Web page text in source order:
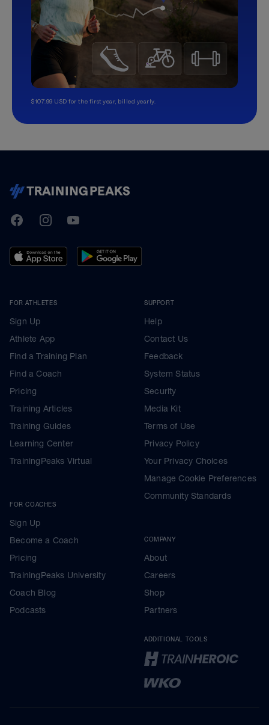
$107.99 USD for the first year, billed yearly.
TrainingPeaks
FacebookInstagramYoutube
FOR ATHLETES
Sign Up
Athlete App
Find a Training Plan
Find a Coach
Pricing
Training Articles
Training Guides
Learning Center
TrainingPeaks Virtual
FOR COACHES
Sign Up
Become a Coach
Pricing
TrainingPeaks University
Coach Blog
Podcasts
SUPPORT
Help
Contact Us
Feedback
System Status
Security
Media Kit
Terms of Use
Privacy Policy
Your Privacy Choices
Manage Cookie Preferences
Community Standards
COMPANY
About
Careers
Shop
Partners
ADDITIONAL TOOLS